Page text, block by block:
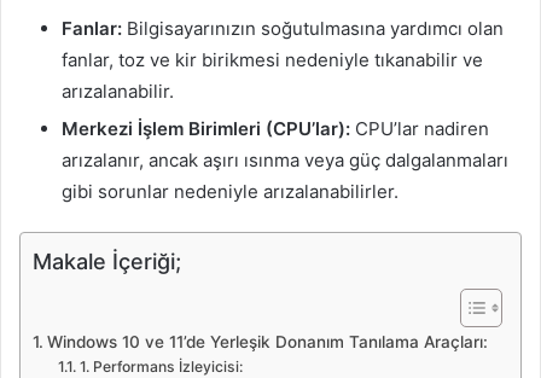
Fanlar: Bilgisayarınızın soğutulmasına yardımcı olan
fanlar, toz ve kir birikmesi nedeniyle tıkanabilir ve
arızalanabilir.
Merkezi İşlem Birimleri (CPU’lar): CPU’lar nadiren
arızalanır, ancak aşırı ısınma veya güç dalgalanmaları
gibi sorunlar nedeniyle arızalanabilirler.
Makale İçeriği;
Windows 10 ve 11’de Yerleşik Donanım Tanılama Araçları:
1. Performans İzleyicisi: